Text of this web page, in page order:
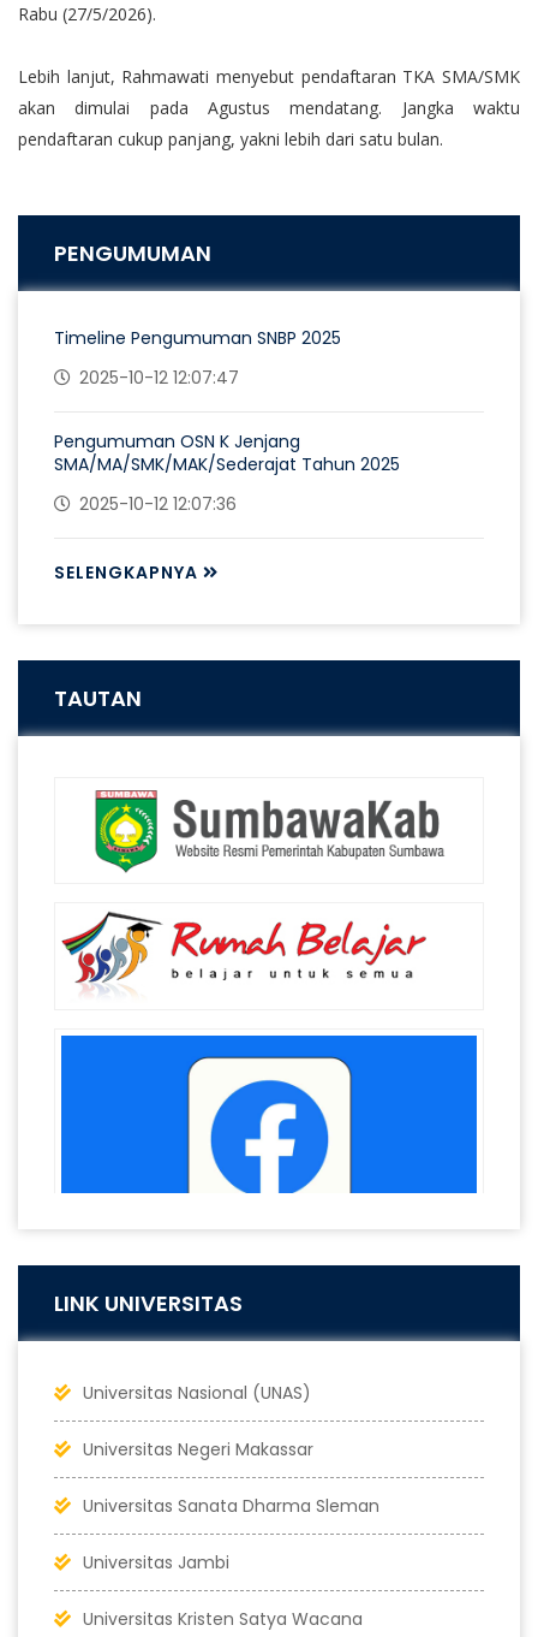
Rabu (27/5/2026).
Lebih lanjut, Rahmawati menyebut pendaftaran TKA SMA/SMK
akan dimulai pada Agustus mendatang. Jangka waktu
pendaftaran cukup panjang, yakni lebih dari satu bulan.
PENGUMUMAN
Timeline Pengumuman SNBP 2025
2025-10-12 12:07:47
Pengumuman OSN K Jenjang
SMA/MA/SMK/MAK/Sederajat Tahun 2025
2025-10-12 12:07:36
SELENGKAPNYA
TAUTAN
LINK UNIVERSITAS
Universitas Nasional (UNAS)
Universitas Negeri Makassar
Universitas Sanata Dharma Sleman
Universitas Jambi
Universitas Kristen Satya Wacana